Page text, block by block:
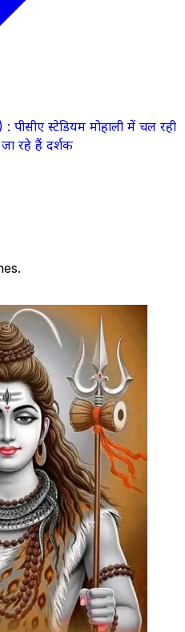
स्टेडियम मोहाली में चल रही
रहे हैं दर्शक